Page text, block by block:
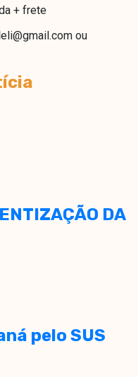
+ frete
ou
DA
pelo SUS